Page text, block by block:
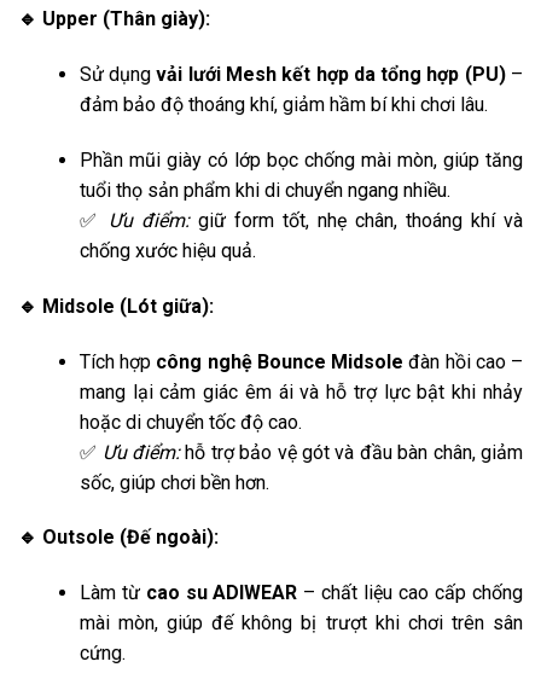
🔹 Upper (Thân giày):
Sử dụngvải lưới Mesh kết hợp da tổng hợp (PU)–
đảm bảo độ thoáng khí, giảm hầm bí khi chơi lâu.
Phần mũi giày có lớp bọc chống mài mòn, giúp tăng
tuổi thọ sản phẩm khi di chuyển ngang nhiều.
✅ Ưu điểm:giữ form tốt, nhẹ chân, thoáng khí và
chống xước hiệu quả.
🔹 Midsole (Lót giữa):
Tích hợp công nghệ Bounce Midsole đàn hồi cao –
mang lại cảm giác êm ái và hỗ trợ lực bật khi nhảy
hoặc di chuyển tốc độ cao.
✅ Ưu điểm:hỗ trợ bảo vệ gót và đầu bàn chân, giảm
sốc, giúp chơi bền hơn.
🔹 Outsole (Đế ngoài):
Làm từ cao su ADIWEAR – chất liệu cao cấp chống
mài mòn, giúp đế không bị trượt khi chơi trên sân
cứng.